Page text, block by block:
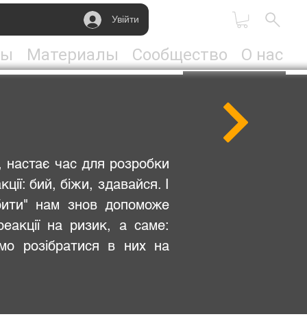
Увійти
Материалы Сообщество О нас
настає час для розробки
бий, біжи, здавайся. І
нам знов допоможе
на ризик, а саме:
розібратися в них на